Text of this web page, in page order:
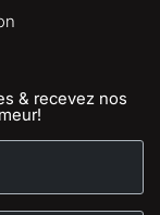
& recevez nos